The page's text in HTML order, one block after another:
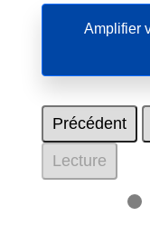
Amplifier
Précédent
Lecture